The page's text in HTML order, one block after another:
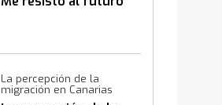
La percepción de la
migración en Canarias